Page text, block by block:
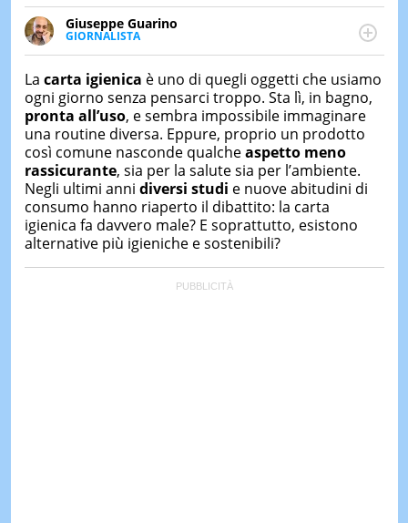
DI
IERI
Giuseppe Guarino
GIORNALISTA
Ph(D) in Diritto Comparato e processi di
particolare sulla Storia contemporanea di America
Latina e Spagna. Collabora con numerose testate ed
è presidente dell'Associazione Culturale "La
Biblioteca del Sannio".
La carta igienica è uno di quegli oggetti che usiamo
ogni giorno senza pensarci troppo. Sta lì, in bagno,
pronta all’uso, e sembra impossibile immaginare
una routine diversa. Eppure, proprio un prodotto
così comune nasconde qualcheaspetto meno
rassicurante, sia per la salute sia per l’ambiente.
Negli ultimi anni diversi studi e nuove abitudini di
consumo hanno riaperto il dibattito: la carta
igienica fa davvero male? E soprattutto, esistono
alternative più igieniche e sostenibili?